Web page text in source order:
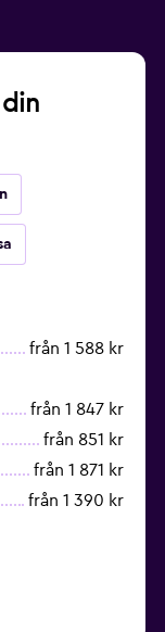
från 1 588 kr
från 1 847 kr
från 851 kr
från 1 871 kr
från 1 390 kr